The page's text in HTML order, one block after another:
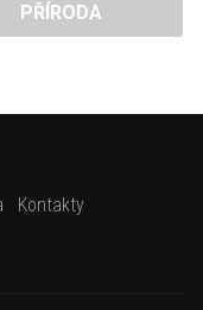
PŘÍRODA
Kontakty